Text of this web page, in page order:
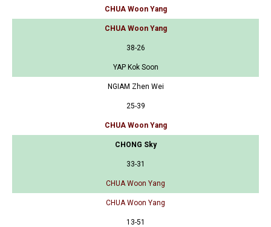
CHUA Woon Yang
CHUA Woon Yang
38-26
YAP Kok Soon
NGIAM Zhen Wei
25-39
CHUA Woon Yang
CHONG Sky
33-31
CHUA Woon Yang
CHUA Woon Yang
13-51